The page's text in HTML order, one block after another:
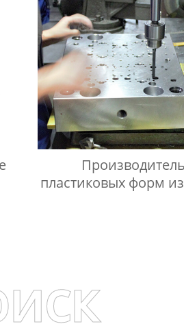
пластиковых форм